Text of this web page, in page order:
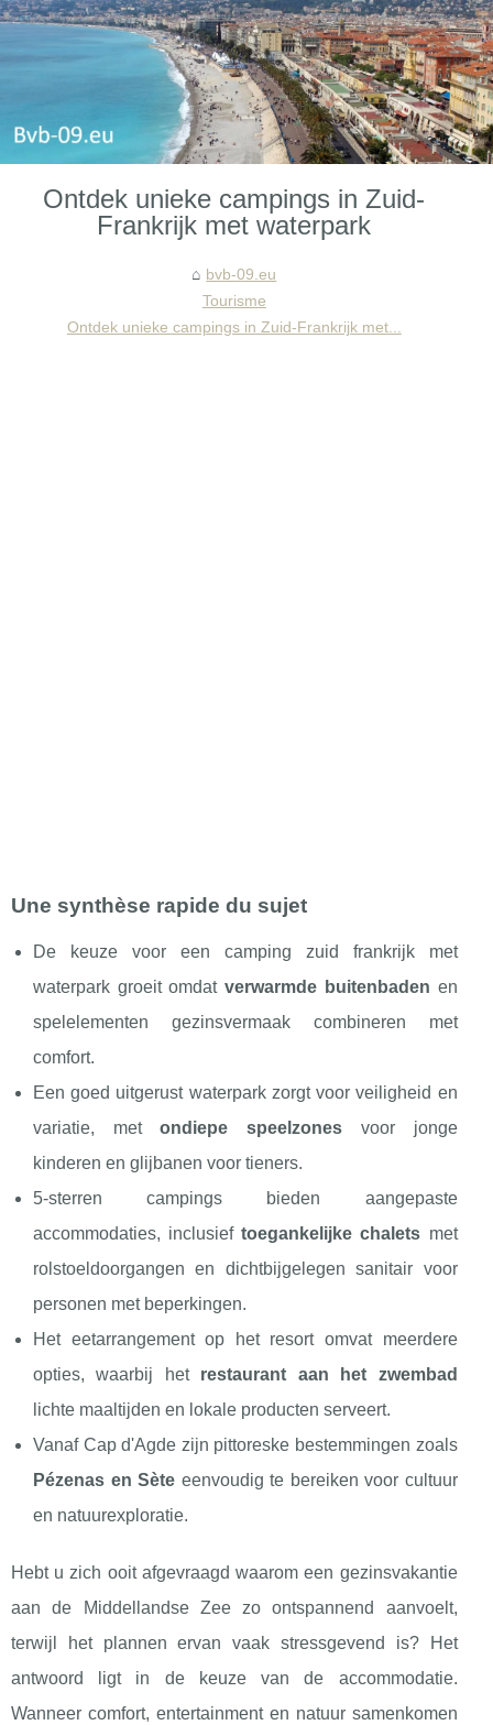
Ontdek unieke campings in Zuid-
Frankrijk met waterpark
bvb-09.eu
Tourisme
Ontdek unieke campings in Zuid-Frankrijk met...
Une synthèse rapide du sujet
De keuze voor een camping zuid frankrijk met
waterpark groeit omdatverwarmde buitenbaden en
spelelementen gezinsvermaak combineren met
comfort.
Een goed uitgerust waterpark zorgt voor veiligheid en
variatie, metondiepe speelzones voor jonge
kinderen en glijbanen voor tieners.
5-sterren campings bieden aangepaste
accommodaties, inclusieftoegankelijke chalets met
rolstoeldoorgangen en dichtbijgelegen sanitair voor
personen met beperkingen.
Het eetarrangement op het resort omvat meerdere
opties, waarbij het restaurant aan het zwembad
lichte maaltijden en lokale producten serveert.
Vanaf Cap d'Agde zijn pittoreske bestemmingen zoals
Pézenas en Sète eenvoudig te bereiken voor cultuur
en natuurexploratie.
Hebt u zich ooit afgevraagd waarom een gezinsvakantie
aan de Middellandse Zee zo ontspannend aanvoelt,
terwijl het plannen ervan vaak stressgevend is? Het
antwoord ligt in de keuze van de accommodatie.
Wanneer comfort, entertainment en natuur samenkomen